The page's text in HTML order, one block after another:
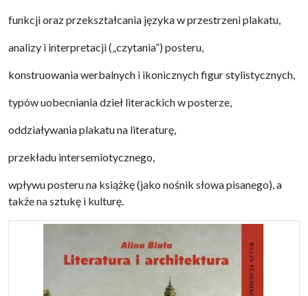
funkcji oraz przekształcania języka w przestrzeni plakatu,
analizy i interpretacji („czytania”) posteru,
konstruowania werbalnych i ikonicznych figur stylistycznych,
typów uobecniania dzieł literackich w posterze,
oddziaływania plakatu na literaturę,
przekładu intersemiotycznego,
wpływu posteru na książkę (jako nośnik słowa pisanego), a
także na sztukę i kulturę.